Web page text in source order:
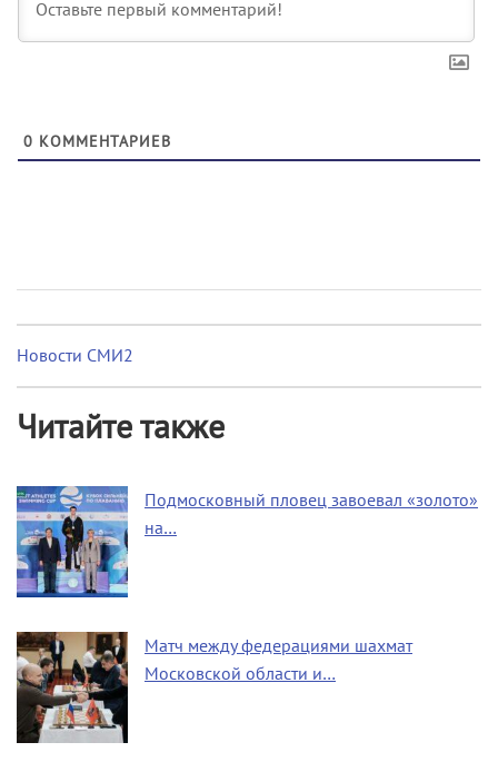
0 КОММЕНТАРИЕВ
Новости СМИ2
Читайте также
Подмосковный пловец завоевал «золото»
на…
Матч между федерациями шахмат
Московской области и…